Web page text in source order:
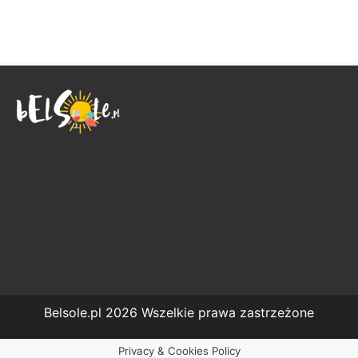
Belsole.pl 2026 Wszelkie prawa zastrzeżone
Privacy & Cookies Policy